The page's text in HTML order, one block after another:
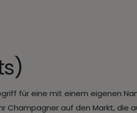
für eine mit einem eigenen
Champagner auf den Markt, die